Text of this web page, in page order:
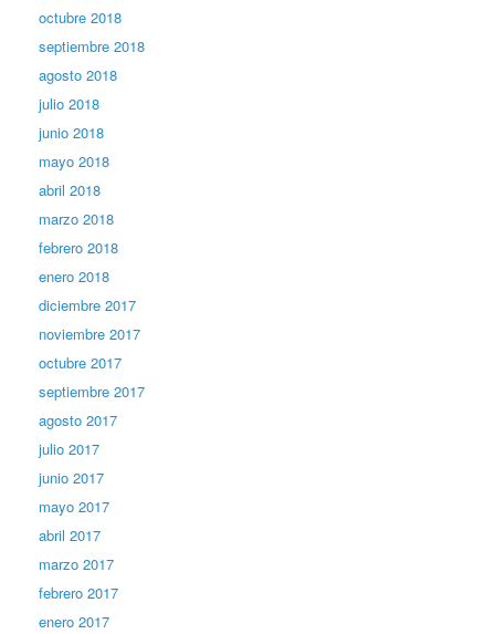
octubre 2018
septiembre 2018
agosto 2018
julio 2018
junio 2018
mayo 2018
abril 2018
marzo 2018
febrero 2018
enero 2018
diciembre 2017
noviembre 2017
octubre 2017
septiembre 2017
agosto 2017
julio 2017
junio 2017
mayo 2017
abril 2017
marzo 2017
febrero 2017
enero 2017